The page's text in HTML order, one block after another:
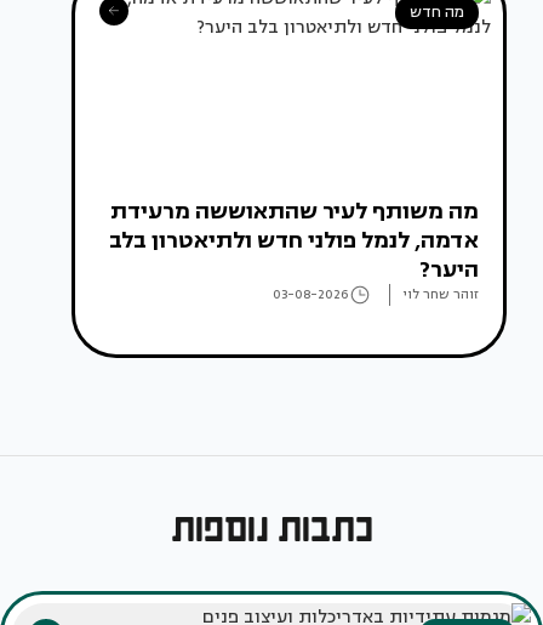
מה חדש
מה משותף לעיר שהתאוששה מרעידת
אדמה, לנמל פולני חדש ולתיאטרון בלב
היער?
זוהר שחר לוי 03-08-2026
כתבות נוספות